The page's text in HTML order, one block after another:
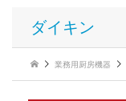
ダイキン
業務用厨房機器